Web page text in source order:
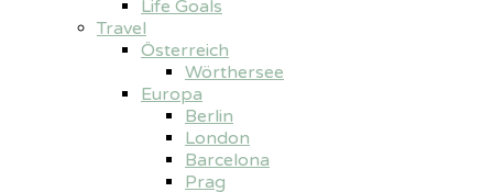
Life Goals
Travel
Österreich
Wörthersee
Europa
Berlin
London
Barcelona
Prag